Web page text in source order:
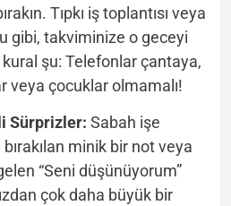
Tıpkı iş toplantısı veya
gibi, takviminize o geceyi
şu: Telefonlar çantaya,
veya çocuklar olmamalı!
Sürprizler: Sabah işe
minik bir not veya
“Seni düşünüyorum”
çok daha büyük bir